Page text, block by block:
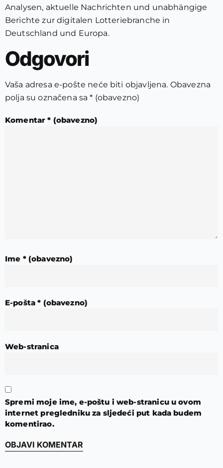
Analysen, aktuelle Nachrichten und unabhängige
Berichte zur digitalen Lotteriebranche in
Deutschland und Europa.
Odgovori
Vaša adresa e-pošte neće biti objavljena. Obavezna
polja su označena sa* (obavezno)
Komentar* (obavezno)
Ime * (obavezno)
E-pošta* (obavezno)
Web-stranica
Spremi moje ime, e-poštu i web-stranicu u ovom
internet pregledniku za sljedeći put kada budem
komentirao.